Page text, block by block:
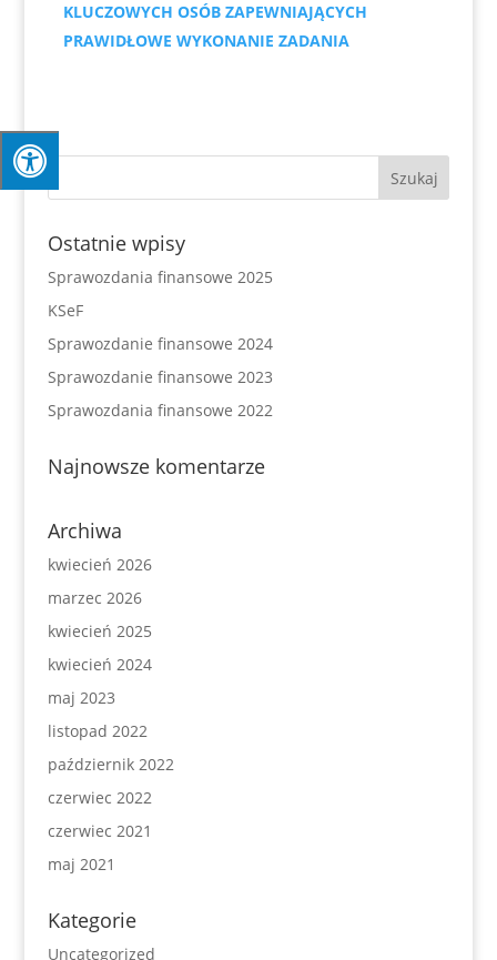
KLUCZOWYCH OSÓB ZAPEWNIAJĄCYCH
PRAWIDŁOWE WYKONANIE ZADANIA
Ostatnie wpisy
Sprawozdania finansowe 2025
KSeF
Sprawozdanie finansowe 2024
Sprawozdanie finansowe 2023
Sprawozdania finansowe 2022
Najnowsze komentarze
Archiwa
kwiecień 2026
marzec 2026
kwiecień 2025
kwiecień 2024
maj 2023
listopad 2022
październik 2022
czerwiec 2022
czerwiec 2021
maj 2021
Kategorie
Uncategorized